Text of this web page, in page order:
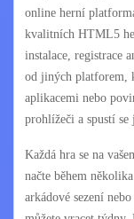
online herní
kvalitních HTML5
instalace, registrace
od jiných platforem,
aplikacemi nebo
prohlížeči a spustí
Každá hra se na
načte během
arkádové sezení